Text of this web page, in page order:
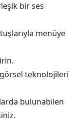
bir ses
menüye
teknolojileri
bulunabilen